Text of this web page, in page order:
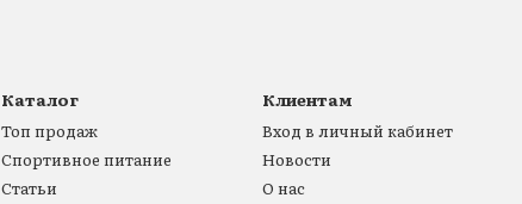
Каталог
Топ продаж
Спортивное питание
Статьи
Клиентам
Вход в личный кабинет
Новости
О нас